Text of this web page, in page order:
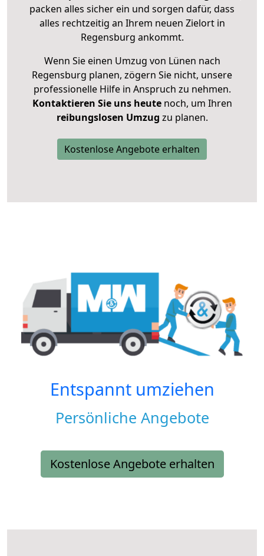
packen alles sicher ein und sorgen dafür, dass
alles rechtzeitig an Ihrem neuen Zielort in
Regensburg ankommt.
Wenn Sie einen Umzug von Lünen nach
Regensburg planen, zögern Sie nicht, unsere
professionelle Hilfe in Anspruch zu nehmen.
Kontaktieren Sie uns heutenoch, um Ihren
reibungslosen Umzug zu planen.
Kostenlose Angebote erhalten
Entspannt umziehen
Persönliche Angebote
Kostenlose Angebote erhalten